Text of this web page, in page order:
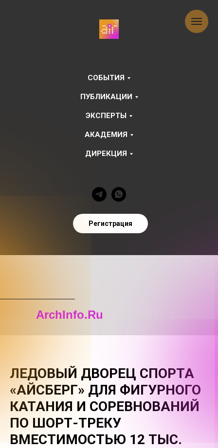
СОБЫТИЯ
ПУБЛИКАЦИИ
ЭКСПЕРТЫ
АКАДЕМИЯ
ДИРЕКЦИЯ
Регистрация
ArchInfo.Ru
ЛЕДОВЫЙ ДВОРЕЦ СПОРТА
«АЙСБЕРГ» ДЛЯ ФИГУРНОГО
КАТАНИЯ И СОРЕВНОВАНИЙ
ПО ШОРТ-ТРЕКУ
ВМЕСТИМОСТЬЮ 12 ТЫС.